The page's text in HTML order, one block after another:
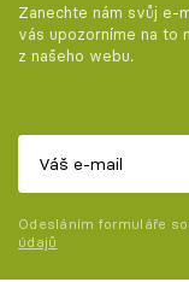
Zanechte nám svůj e-
vás upozorníme na to
z našeho webu.
Odesláním formuláře
údajů